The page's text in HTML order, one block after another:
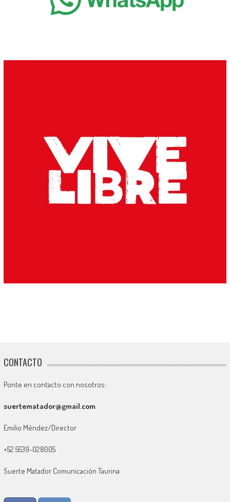
CONTACTO
Ponte en contacto con nosotros:
suertematador@gmail.com
Emilio Méndez/Director
+52 5539-028005
Suerte Matador Comunicación Taurina